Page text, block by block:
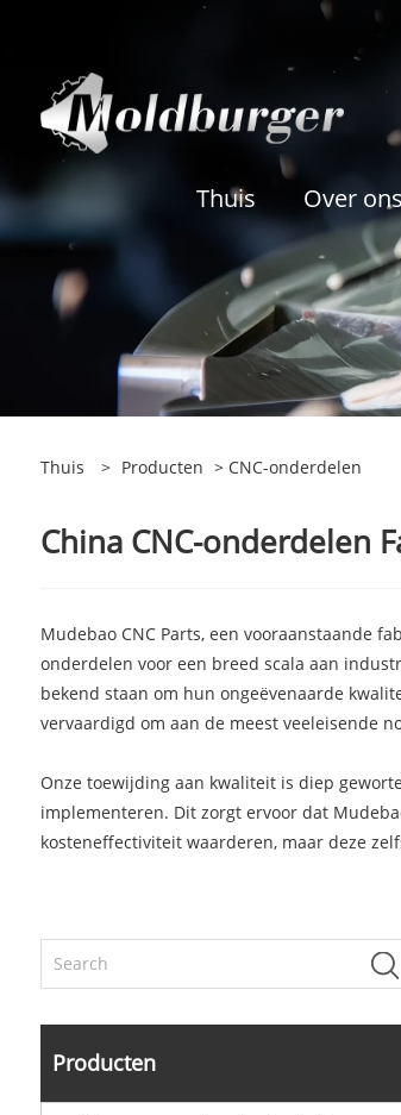
Thuis Over ons
Thuis > Producten > CNC-onderdelen
China CNC-onderdelen
Mudebao CNC Parts, een vooraanstaande
onderdelen voor een breed scala aan
bekend staan ​​om hun ongeëvenaarde
vervaardigd om aan de meest veeleisende
Onze toewijding aan kwaliteit is diep
implementeren. Dit zorgt ervoor dat
kosteneffectiviteit waarderen, maar deze
Producten